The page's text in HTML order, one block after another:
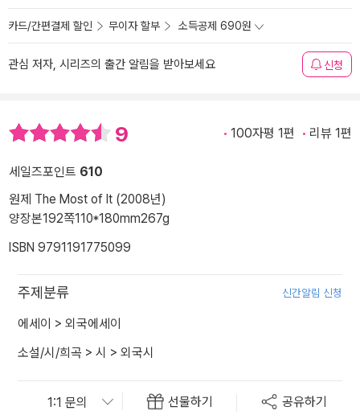
카드/간편결제 할인 무이자 할부 소득공제 690원
관심 저자, 시리즈의 출간 알림을 받아보세요 신청
9 100자평 1편 리뷰 1편
세일즈포인트 610
원제 The Most of It (2008년)
양장본192쪽110*180mm267g
ISBN 9791191775099
주제분류 신간알림 신청
에세이 > 외국에세이
소설/시/희곡 > 시 > 외국시
선물하기 공유하기